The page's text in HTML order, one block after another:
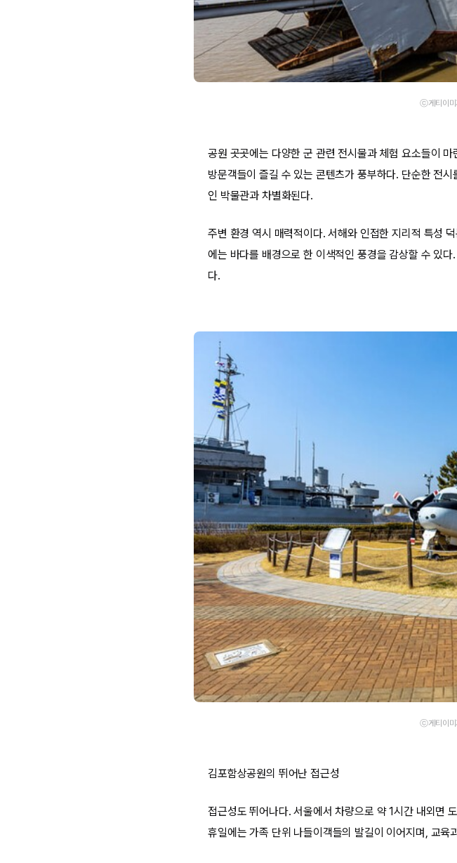
ⓒ게티이미
공원 곳곳에는 다양한 군 관련 전시물과 체험 요소들이
방문객들이 즐길 수 있는 콘텐츠가 풍부하다. 단순한 전
인 박물관과 차별화된다.
주변 환경 역시 매력적이다. 서해와 인접한 지리적 특성
에는 바다를 배경으로 한 이색적인 풍경을 감상할 수 있
다.
ⓒ게티이미
김포함상공원의 뛰어난 접근성
접근성도 뛰어나다. 서울에서 차량으로 약 1시간 내외면
휴일에는 가족 단위 나들이객들의 발길이 이어지며, 교